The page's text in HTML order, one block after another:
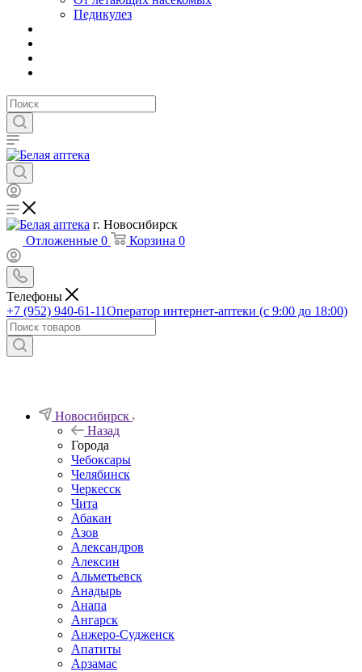
Педикулез
г. Новосибирск
Отложенные 0 Корзина 0
Телефоны
+7 (952) 940-61-11Оператор интернет-аптеки (с 9:00 до 18:00)
Новосибирск
Назад
Города
Чебоксары
Челябинск
Черкесск
Чита
Абакан
Азов
Александров
Алексин
Альметьевск
Анадырь
Анапа
Ангарск
Анжеро-Судженск
Апатиты
Арзамас